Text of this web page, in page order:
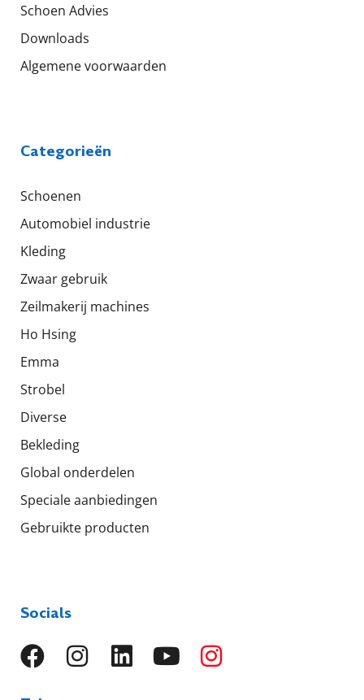
Schoen Advies
Downloads
Algemene voorwaarden
Categorieën
Schoenen
Automobiel industrie
Kleding
Zwaar gebruik
Zeilmakerij machines
Ho Hsing
Emma
Strobel
Diverse
Bekleding
Global onderdelen
Speciale aanbiedingen
Gebruikte producten
Socials